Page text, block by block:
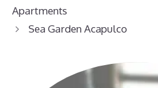
Apartments
Sea Garden Acapulco